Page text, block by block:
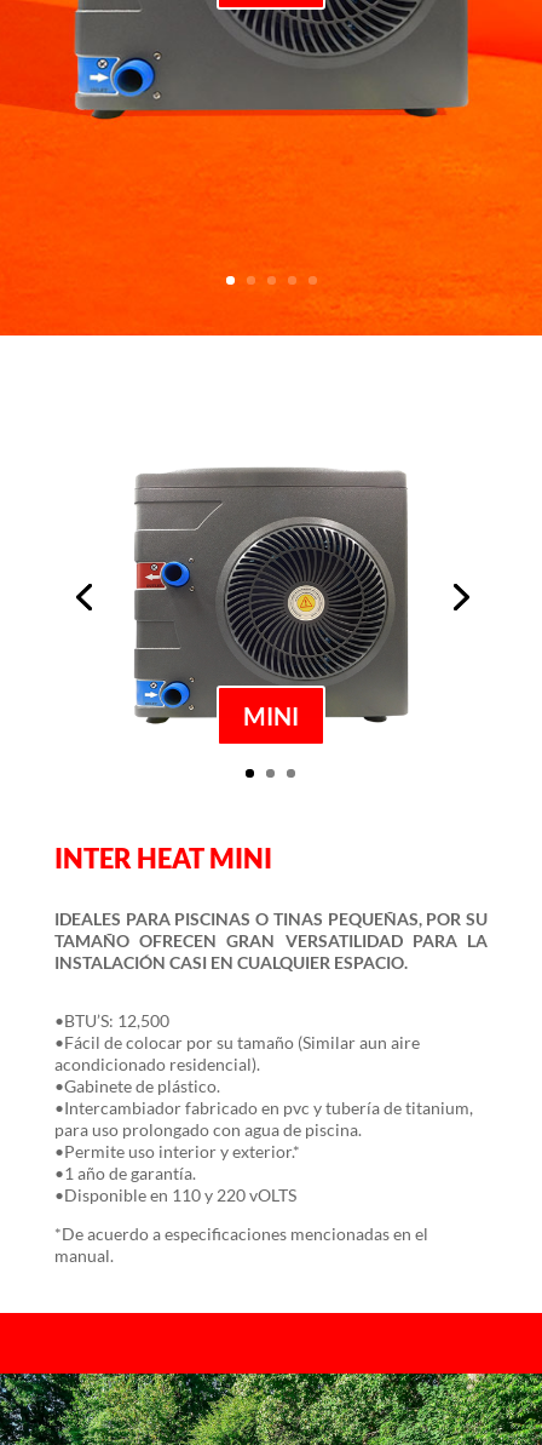
MINI
INTER HEAT MINI
IDEALES PARA PISCINAS O TINAS PEQUEÑAS, POR SU
TAMAÑO OFRECEN GRAN VERSATILIDAD PARA LA
INSTALACIÓN CASI EN CUALQUIER ESPACIO.
•BTU’S: 12,500
•Fácil de colocar por su tamaño (Similar aun aire
acondicionado residencial).
•Gabinete de plástico.
•Intercambiador fabricado en pvc y tubería de titanium,
para uso prolongado con agua de piscina.
•Permite uso interior y exterior.*
•1 año de garantía.
•Disponible en 110 y 220 vOLTS
*De acuerdo a especificaciones mencionadas en el
manual.